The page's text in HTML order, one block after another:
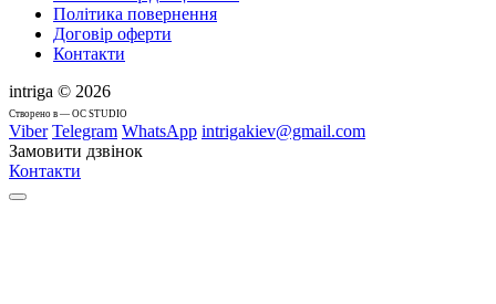
Політика повернення
Договір оферти
Контакти
intriga © 2026
Cтворено в — OC STUDIO
Viber Telegram WhatsApp intrigakiev@gmail.com
Замовити дзвінок
Контакти